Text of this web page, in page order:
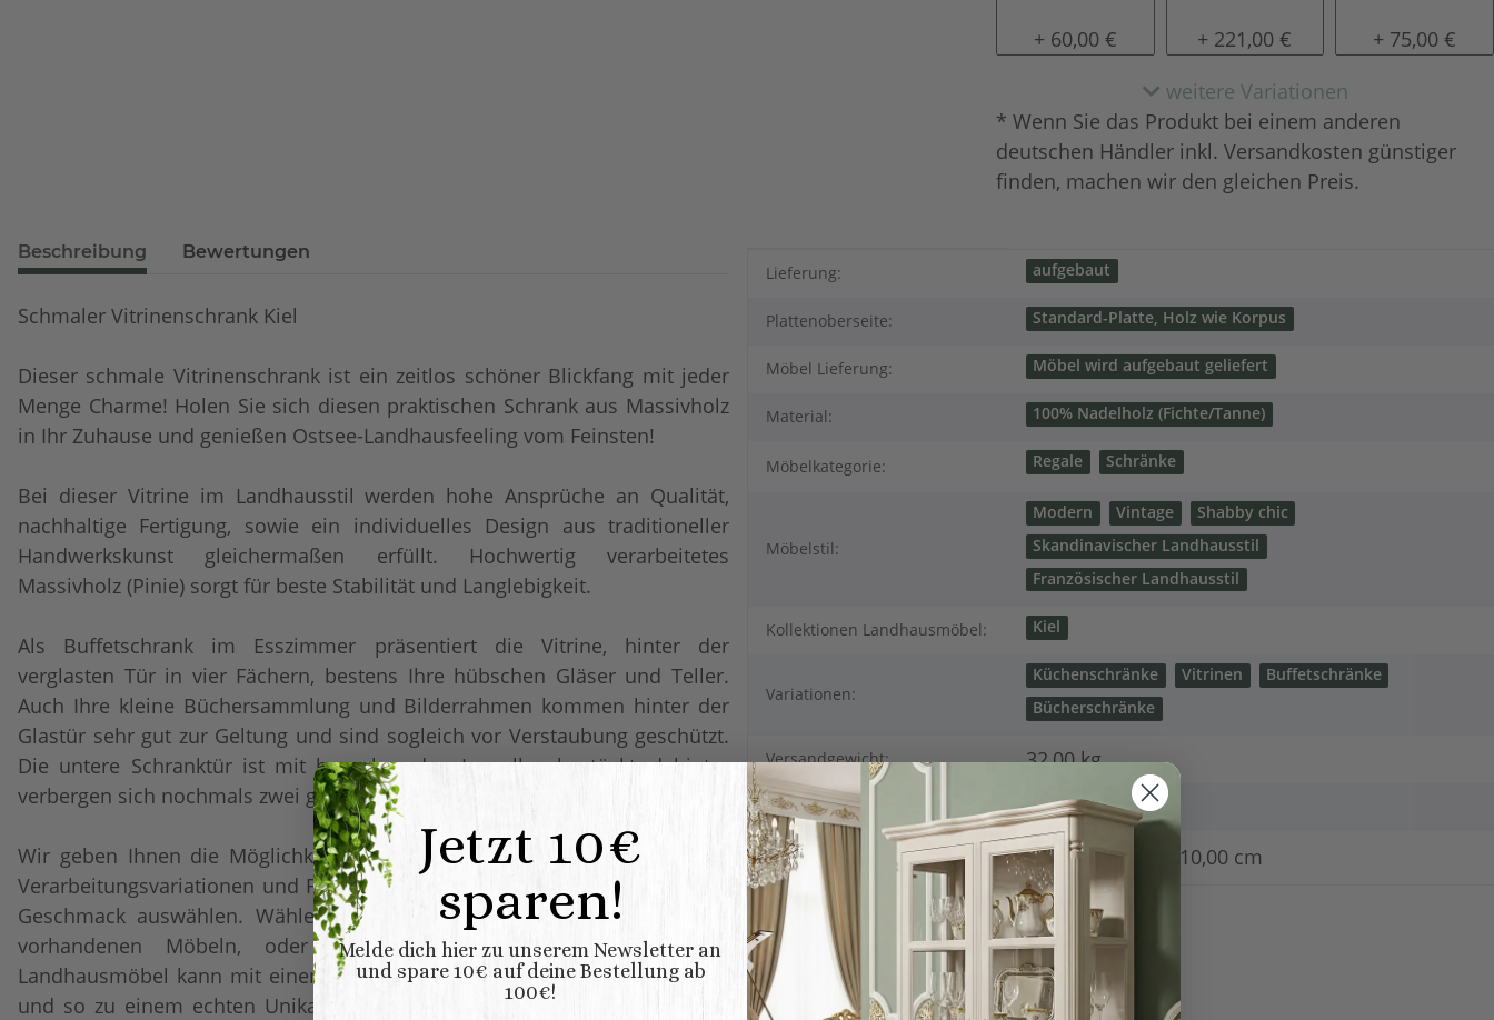
shabby chic / antik look
+ 60,00 € tief gebürstet
+ 221,00 €
+ 75,00 €
weitere Variationen
* Wenn Sie das Produkt bei einem anderen
deutschen Händler inkl. Versandkosten günstiger
finden, machen wir den gleichen Preis.
Beschreibung Bewertungen
Schmaler Vitrinenschrank Kiel
Dieser schmale Vitrinenschrank ist ein zeitlos schöner Blickfang mit jeder
Menge Charme! Holen Sie sich diesen praktischen Schrank aus Massivholz
in Ihr Zuhause und genießen Ostsee-Landhausfeeling vom Feinsten!
Bei dieser Vitrine im Landhausstil werden hohe Ansprüche an Qualität,
nachhaltige Fertigung, sowie ein individuelles Design aus traditioneller
Handwerkskunst gleichermaßen erfüllt. Hochwertig verarbeitetes
Massivholz (Pinie) sorgt für beste Stabilität und Langlebigkeit.
Als Buffetschrank im Esszimmer präsentiert die Vitrine, hinter der
verglasten Tür in vier Fächern, bestens Ihre hübschen Gläser und Teller.
Auch Ihre kleine Büchersammlung und Bilderrahmen kommen hinter der
Glastür sehr gut zur Geltung und sind sogleich vor Verstaubung geschützt.
Die untere Schranktür ist mit bezaubernden Lamellen bestückt, dahinter
verbergen sich nochmals zwei geräumige Fächer.
Wir geben Ihnen die Möglichkeit Ihr Möbelstück individuell zu gestalten!
Verarbeitungsvariationen und Farben können Sie nach Ihrem persönlichen
Geschmack auswählen. Wählen Sie die Farbe passend zu Ihren bereits
vorhandenen Möbeln, oder wählen Sie Ihre Lieblingsfarbe. Das
Landhausmöbel kann mit einem gebraucht wirkenden Antik Look gestaltet
und so zu einem echten Unikat gefertigt werden. In den Varianten natur,
Produkteigenschaft
Wert
Lieferung: aufgebaut
Plattenoberseite: Standard-Platte, Holz wie Korpus
Möbel Lieferung: Möbel wird aufgebaut geliefert
Material: 100% Nadelholz (Fichte/Tanne)
Möbelkategorie: Regale Schränke
Möbelstil:
Modern Vintage
Shabby chic
Skandinavischer Landhausstil
Französischer Landhausstil
Kollektionen Landhausmöbel: Kiel
Variationen:
Küchenschränke Vitrinen
Buffetschränke
Bücherschränke
Versandgewicht: 32,00 kg
Artikelgewicht: 27,00 kg
Abmessungen (L x B/T x H) (
Länge × Breite × Höhe ):
63,00 × 39,00 × 210,00 cm
Jetzt 10€
sparen!
Melde dich hier zu unserem Newsletter an
und spare 10€ auf deine Bestellung ab
100€!